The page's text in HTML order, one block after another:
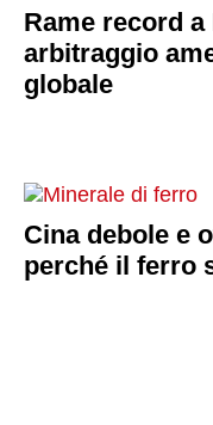
Rame record
arbitraggio
globale
Cina debole e
perché il ferro